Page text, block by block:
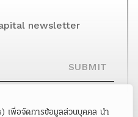
เพื่อจัดการข้อมูลส่วนบุคคล นำ
newsletter
SUBMIT